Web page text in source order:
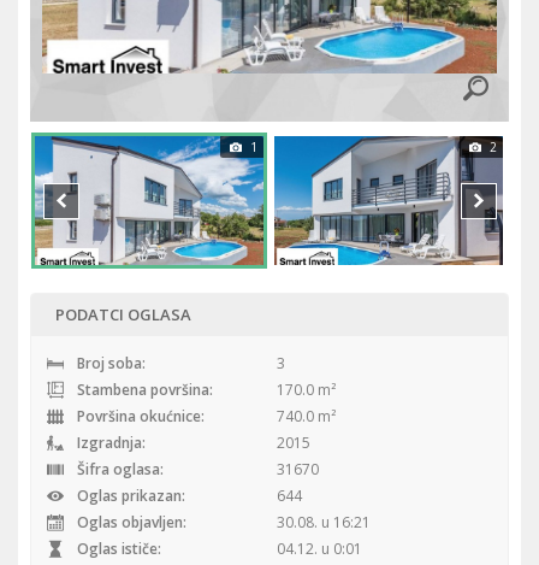
1 2
PODATCI OGLASA
Broj soba:
3
Stambena površina:
170.0 m²
Površina okućnice:
740.0 m²
Izgradnja:
2015
Šifra oglasa:
31670
Oglas prikazan:
644
Oglas objavljen:
30.08. u 16:21
Oglas ističe:
04.12. u 0:01